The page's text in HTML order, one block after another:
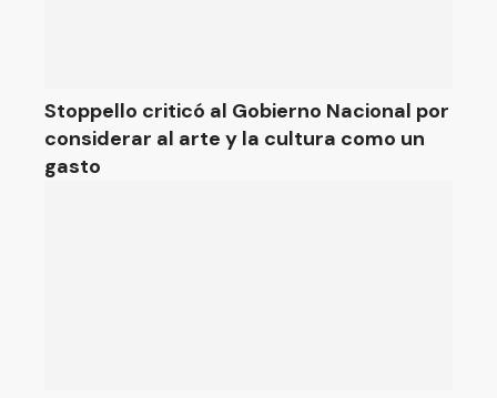
Stoppello criticó al Gobierno Nacional por
considerar al arte y la cultura como un
gasto